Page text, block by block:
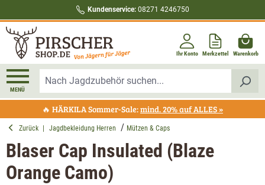
Kundenservice: 08271 4246750
Ihr Konto Merkzettel Warenkorb
MENÜ
🔥 HÄRKILA Sommer-Sale:mind. 20% auf ALLES »
Zurück Jagdbekleidung Herren Mützen & Caps
Blaser Cap Insulated (Blaze
Orange Camo)